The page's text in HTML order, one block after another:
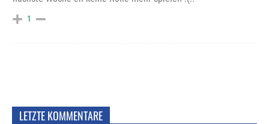
1
LETZTE KOMMENTARE